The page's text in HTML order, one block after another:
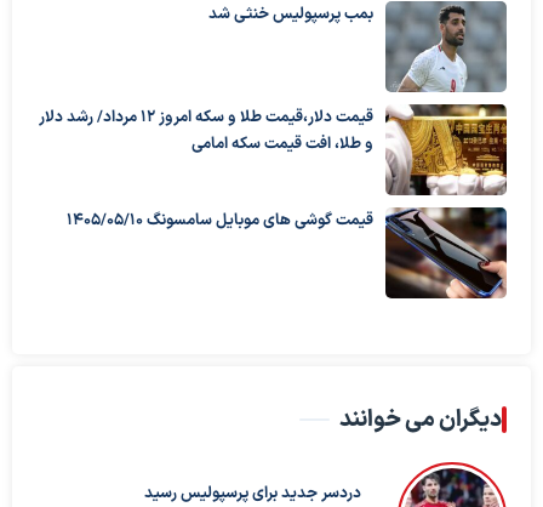
بمب پرسپولیس خنثی شد
قیمت دلار،قیمت طلا و سکه امروز ۱۲ مرداد/ رشد دلار
و طلا، افت قیمت سکه امامی
قیمت گوشی های موبایل سامسونگ 1405/05/10
دیگران می خوانند
دردسر جدید برای پرسپولیس رسید